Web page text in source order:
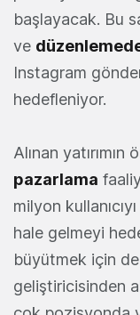
başlayacak. Bu
ve
Instagram
hedefleniyor.
Alınan yatırımın
pazarlama
milyon
hale gelmeyi
büyütmek için
geliştiricisinden